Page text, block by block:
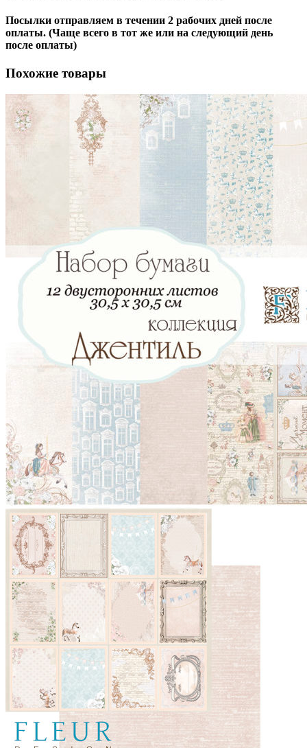
Посылки отправляем в течении 2 рабочих дней после
оплаты. (Чаще всего в тот же или на следующий день
после оплаты)
Похожие товары